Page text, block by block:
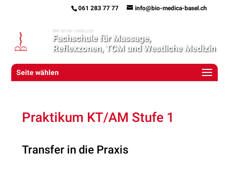
061 283 77 77 info@bio-medica-basel.ch
Seite wählen
Praktikum KT/AM Stufe 1
Transfer in die Praxis